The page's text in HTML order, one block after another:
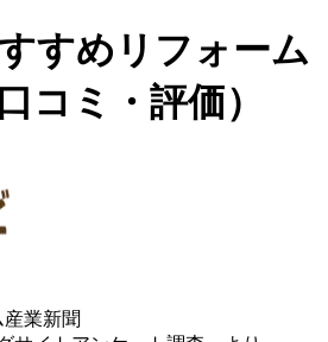
すめリフォーム
コミ・評価）
業新聞